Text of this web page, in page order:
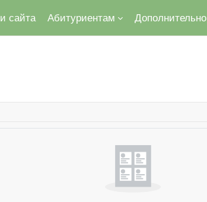
сайта Абитуриентам Дополнительно